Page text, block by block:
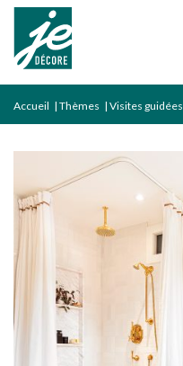
Accueil | Thèmes | Visites guidées